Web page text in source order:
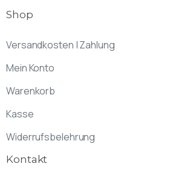
Shop
Versandkosten | Zahlung
Mein Konto
Warenkorb
Kasse
Widerrufsbelehrung
Kontakt